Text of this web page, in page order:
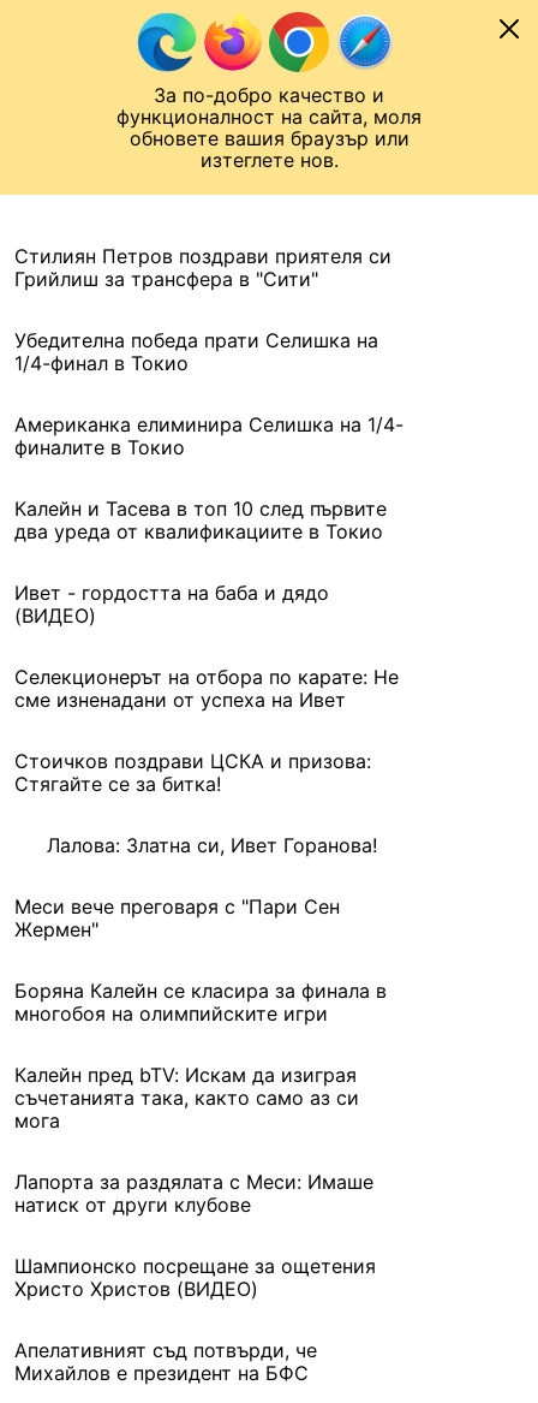
За по-добро качество и
функционалност на сайта, моля
обновете вашия браузър или
изтеглете нов.
Към съдържанието
Лига на Конференциите
Стилиян Петров поздрави приятеля си
Грийлиш за трансфера в "Сити"
Убедителна победа прати Селишка на
1/4-финал в Токио
Американка елиминира Селишка на 1/4-
финалите в Токио
Калейн и Тасева в топ 10 след първите
два уреда от квалификациите в Токио
Ивет - гордостта на баба и дядо
(ВИДЕО)
Селекционерът на отбора по карате: Не
сме изненадани от успеха на Ивет
Стоичков поздрави ЦСКА и призова:
Стягайте се за битка!
Лалова: Златна си, Ивет Горанова!
Меси вече преговаря с "Пари Сен
Жермен"
Боряна Калейн се класира за финала в
многобоя на олимпийските игри
Калейн пред bTV: Искам да изиграя
съчетанията така, както само аз си
мога
Лапорта за раздялата с Меси: Имаше
натиск от други клубове
Шампионско посрещане за ощетения
Христо Христов (ВИДЕО)
Апелативният съд потвърди, че
Михайлов е президент на БФС